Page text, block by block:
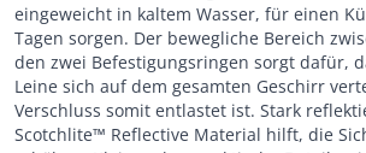
eingeweicht in kaltem Wasser, für einen
Tagen sorgen. Der bewegliche Bereich
den zwei Befestigungsringen sorgt dafür,
Leine sich auf dem gesamten Geschirr
Verschluss somit entlastet ist. Stark
Scotchlite™ Reflective Material hilft, die